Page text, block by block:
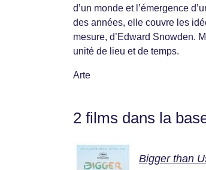
d’un monde et l’émergence
des années, elle couvre les
mesure, d’Edward Snowden.
unité de lieu et de temps.
Arte
2 films dans la
Bigger than